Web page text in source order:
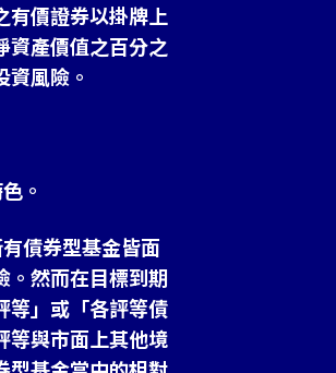
有價證券以掛牌上
資產價值之百分之
風險。
。
債券型基金皆面
。然而在目標到期
等」或「各評等債
等與市面上其他境